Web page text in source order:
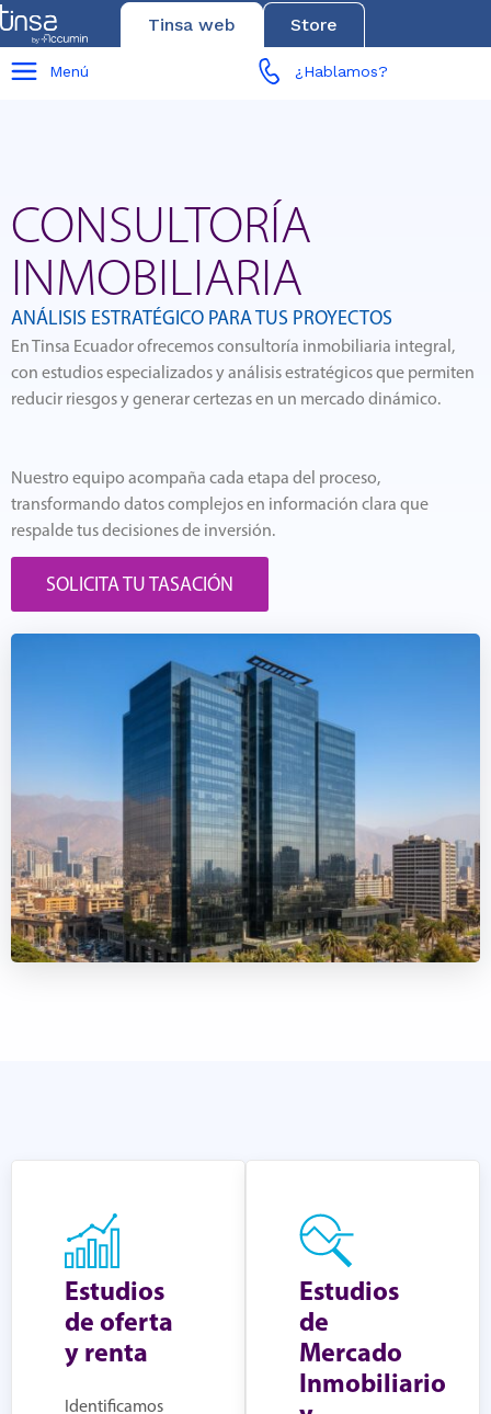
Tinsa web Store
Menú ¿Hablamos?
CONSULTORÍA
INMOBILIARIA
ANÁLISIS ESTRATÉGICO PARA TUS PROYECTOS
En Tinsa Ecuador ofrecemos consultoría inmobiliaria integral,
con estudios especializados y análisis estratégicos que permiten
reducir riesgos y generar certezas en un mercado dinámico.
Nuestro equipo acompaña cada etapa del proceso,
transformando datos complejos en información clara que
respalde tus decisiones de inversión.
SOLICITA TU TASACIÓN
Estudios
de oferta
y renta
Identificamos
Estudios
de
Mercado
Inmobiliario